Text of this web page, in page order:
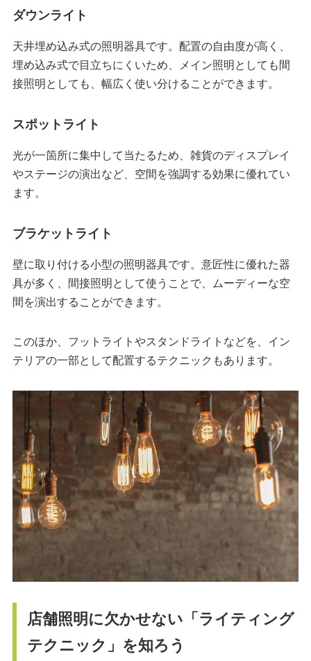
ダウンライト
天井埋め込み式の照明器具です。配置の自由度が高く、
埋め込み式で目立ちにくいため、メイン照明としても間
接照明としても、幅広く使い分けることができます。
スポットライト
光が一箇所に集中して当たるため、雑貨のディスプレイ
やステージの演出など、空間を強調する効果に優れてい
ます。
ブラケットライト
壁に取り付ける小型の照明器具です。意匠性に優れた器
具が多く、間接照明として使うことで、ムーディーな空
間を演出することができます。
このほか、フットライトやスタンドライトなどを、イン
テリアの一部として配置するテクニックもあります。
店舗照明に欠かせない「ライティング
テクニック」を知ろう